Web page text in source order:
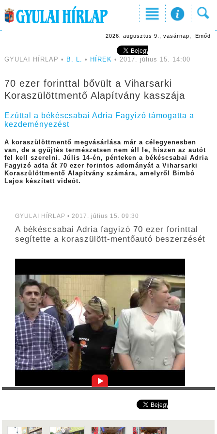
2026. augusztus 9., vasárnap, Emőd
GYULAI HÍRLAP • B. L. • HÍREK • 2017. július 15. 14:00
70 ezer forinttal bővült a Viharsarki
Koraszülöttmentő Alapítvány kasszája
Ezúttal a békéscsabai Adria Fagyizó támogatta a
kezdeményezést
A koraszülöttmentő megvásárlása már a célegyenesben
van, de a gyűjtés természetsen nem áll le, hiszen az autót
fel kell szerelni. Júlis 14-én, pénteken a békéscsabai Adria
Fagyizó adta át 70 ezer forintos adományát a Viharsarki
Koraszülöttmentő Alapítvány számára, amelyről Bimbó
Lajos készített videót.
GYULAI HÍRLAP • 2017. július 15. 09:30
A békéscsabai Adria fagyizó 70 ezer forinttal
segítette a koraszülött-mentőautó beszerzését